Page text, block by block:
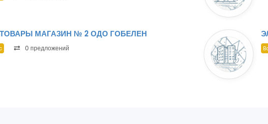
МАГАЗИН № 2 ОДО ГОБЕЛЕН
0 предложений